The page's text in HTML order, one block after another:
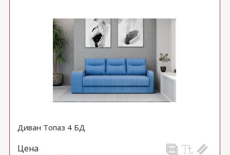
Диван Топаз 4 БД
Цена